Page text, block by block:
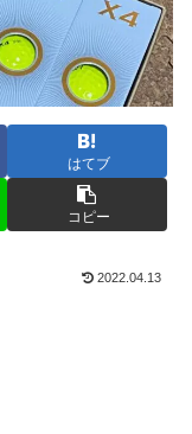
はてブ
コピー
2022.04.13